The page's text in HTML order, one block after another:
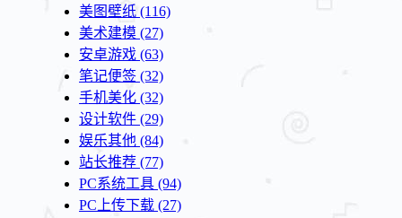
美图壁纸 (116)
美术建模 (27)
安卓游戏 (63)
笔记便签 (32)
手机美化 (32)
设计软件 (29)
娱乐其他 (84)
站长推荐 (77)
PC系统工具 (94)
PC上传下载 (27)